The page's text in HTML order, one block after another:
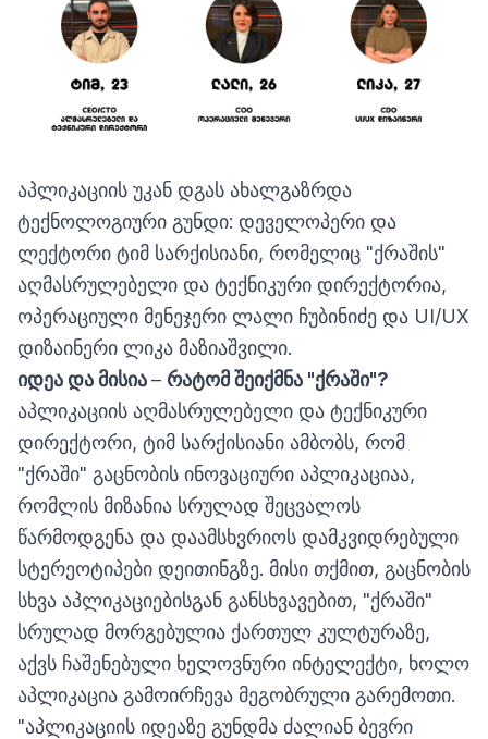
აპლიკაციის უკან დგას ახალგაზრდა
ტექნოლოგიური გუნდი: დეველოპერი და
ლექტორი ტიმ სარქისიანი, რომელიც "ქრაშის"
აღმასრულებელი და ტექნიკური დირექტორია,
ოპერაციული მენეჯერი ლალი ჩუბინიძე და UI/UX
დიზაინერი ლიკა მაზიაშვილი.
იდეა და მისია– რატომშეიქმნა "ქრაში"?
აპლიკაციის აღმასრულებელი და ტექნიკური
დირექტორი, ტიმ სარქისიანი ამბობს, რომ
"ქრაში" გაცნობის ინოვაციური აპლიკაციაა,
რომლის მიზანია სრულად შეცვალოს
წარმოდგენა და დაამსხვრიოს დამკვიდრებული
სტერეოტიპები დეითინგზე. მისი თქმით, გაცნობის
სხვა აპლიკაციებისგან განსხვავებით, "ქრაში"
სრულად მორგებულია ქართულ კულტურაზე,
აქვს ჩაშენებული ხელოვნური ინტელექტი, ხოლო
აპლიკაცია გამოირჩევა მეგობრული გარემოთი.
"აპლიკაციის იდეაზე გუნდმა ძალიან ბევრი